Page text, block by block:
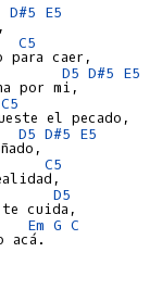
D#5 E5
C5
para caer,
D5 D#5 E5
por mi,
C5
el pecado,
D5 D#5 E5
C5
D5
cuida,
Em G C
acá.